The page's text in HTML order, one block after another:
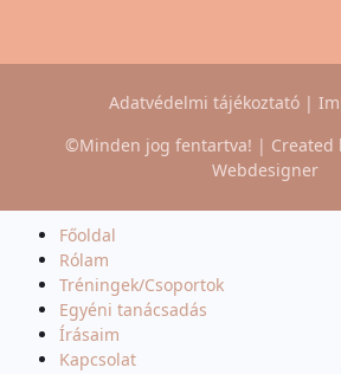
Adatvédelmi tájékoztató |
©Minden jog fentartva! | Created
Webdesigner
Főoldal
Rólam
Tréningek/Csoportok
Egyéni tanácsadás
Írásaim
Kapcsolat